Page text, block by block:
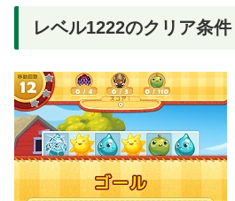
レベル1222のクリア条件